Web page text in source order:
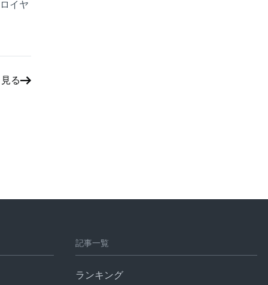
イヤ
る
記事一覧
ランキング